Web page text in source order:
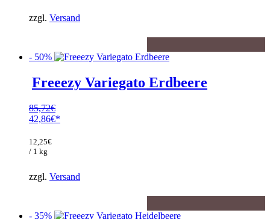
zzgl. Versand
- 50%
Freeezy Variegato Erdbeere
85,72€
Ursprünglicher
war:
85,72€
42,86€
Preis
ist:
12,25€
/ 1 kg
zzgl. Versand
- 35%